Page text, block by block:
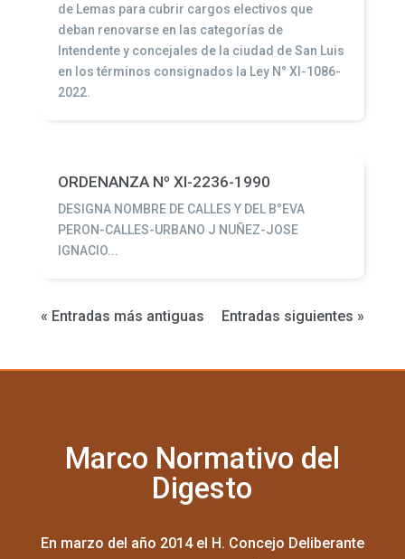
de Lemas para cubrir cargos electivos que
deban renovarse en las categorías de
Intendente y concejales de la ciudad de San Luis
en los términos consignados la Ley N° XI-1086-
2022.
ORDENANZA Nº XI-2236-1990
DESIGNA NOMBRE DE CALLES Y DEL B°EVA
PERON-CALLES-URBANO J NUÑEZ-JOSE
IGNACIO...
« Entradas más antiguas Entradas siguientes »
Marco Normativo del
Digesto
En marzo del año 2014 el H. Concejo Deliberante